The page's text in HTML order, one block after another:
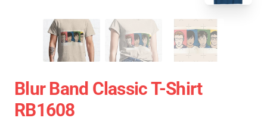
Blur Band Classic T-Shirt
RB1608